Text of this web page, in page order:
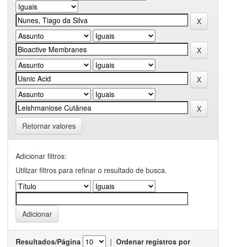
Retornar valores
Adicionar filtros:
Utilizar filtros para refinar o resultado de busca.
Resultados/Página | Ordenar registros por